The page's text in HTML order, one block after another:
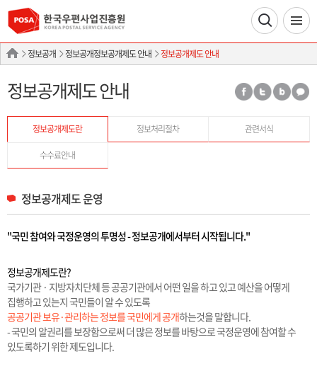
정보공개 정보공개정보공개제도 안내 정보공개제도 안내
정보공개제도 안내
정보공개제도란 정보처리절차 관련서식
수수료안내
정보공개제도 운영
"국민 참여와 국정운영의 투명성 - 정보공개에서부터 시작됩니다."
정보공개제도란?
국가기관 · 지방자치단체 등 공공기관에서 어떤 일을 하고 있고 예산을 어떻게
집행하고 있는지 국민들이 알 수 있도록
공공기관 보유·관리하는 정보를 국민에게 공개하는것을 말합니다.
- 국민의 알권리를 보장함으로써 더 많은 정보를 바탕으로 국정운영에 참여할 수
있도록하기 위한 제도입니다.